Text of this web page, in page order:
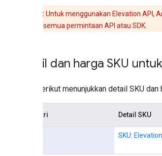
Pengingat: Untuk menggunakan Elevation API,
OAuth dengan semua permintaan API atau SDK.
Detail dan harga SKU
Tabel berikut menunjukkan detail SKU
Kategori Detail SKU
SKU: Elevation